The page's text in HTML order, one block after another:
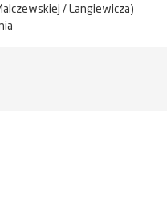
/ Langiewicza)